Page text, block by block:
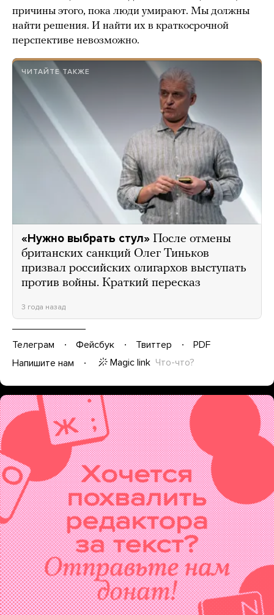
причины этого, пока люди умирают. Мы должны
найти решения. И найти их в краткосрочной
перспективе невозможно.
ЧИТАЙТЕ ТАКЖЕ
«Нужно выбрать стул» После отмены
британских санкций Олег Тиньков
призвал российских олигархов выступать
против войны. Краткий пересказ
3 года назад
Телеграм Фейсбук Твиттер
PDF
Напишите нам
Magic link Что-что?